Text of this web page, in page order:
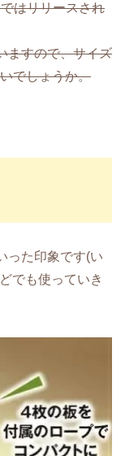
はリリースされ
ますので、サイズ
でしょうか。
った印象です(い
でも使っていき